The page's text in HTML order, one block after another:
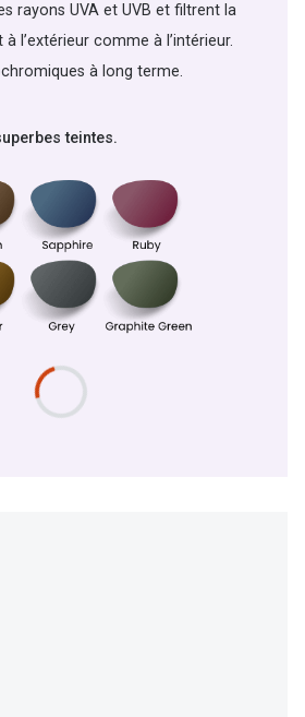
rayons UVA et UVB et filtrent la
l’extérieur comme à l’intérieur.
à long terme.
teintes.